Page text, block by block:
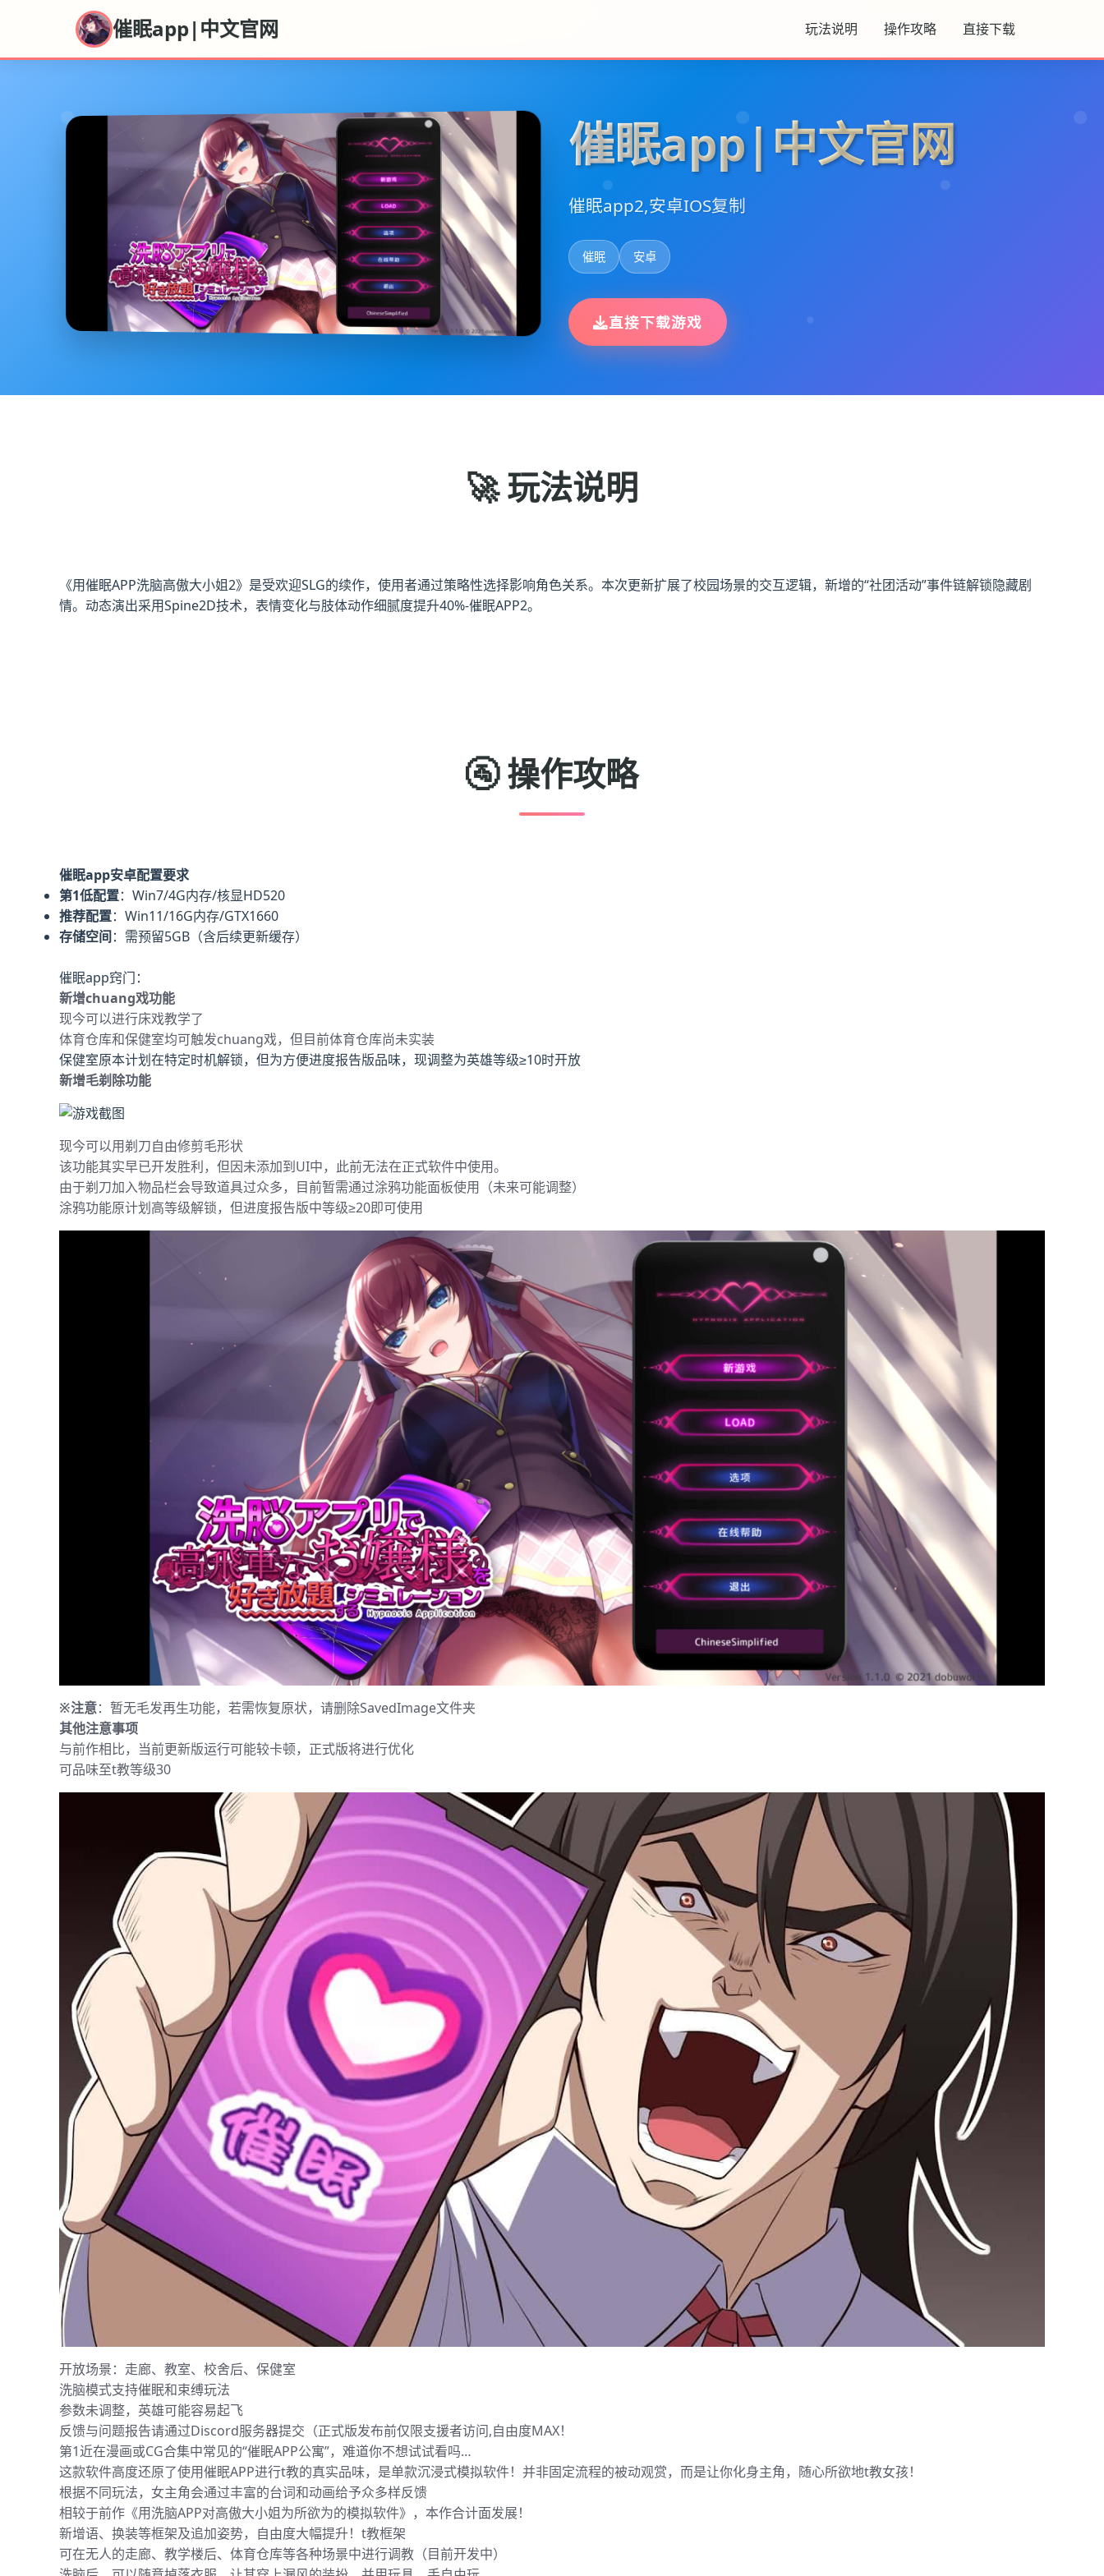
催眠app|中文官网 玩法说明 操作攻略 直接下载
催眠app|中文官网
催眠app2,安卓IOS复制
催眠 安卓
直接下载游戏
🚀 玩法说明
《用催眠APP洗脑高傲大小姐2》是受欢迎SLG的续作，使用者通过策略性选择影响角色关系。本次更新扩展了校园场景的交互逻辑，新增的“社团活动”事件链解锁隐藏剧
情。动态演出采用Spine2D技术，表情变化与肢体动作细腻度提升40%-催眠APP2。
🚰 操作攻略
催眠app安卓配置要求
​第1低配置​​：Win7/4G内存/核显HD520
​推荐配置​​：Win11/16G内存/GTX1660
​存储空间​​：需预留5GB（含后续更新缓存）
催眠app窍门：
新增chuang戏功能
现今可以进行床戏教学了
体育仓库和保健室均可触发chuang戏，但目前体育仓库尚未实装
保健室原本计划在特定时机解锁，但为方便进度报告版品味，现调整为英雄等级≥10时开放
新增毛剃除功能
现今可以用剃刀自由修剪毛形状
该功能其实早已开发胜利，但因未添加到UI中，此前无法在正式软件中使用。
由于剃刀加入物品栏会导致道具过众多，目前暂需通过涂鸦功能面板使用（未来可能调整）
涂鸦功能原计划高等级解锁，但进度报告版中等级≥20即可使用
※注意：暂无毛发再生功能，若需恢复原状，请删除SavedImage文件夹
其他注意事项
与前作相比，当前更新版运行可能较卡顿，正式版将进行优化
可品味至t教等级30
开放场景：走廊、教室、校舍后、保健室
洗脑模式支持催眠和束缚玩法
参数未调整，英雄可能容易起飞
反馈与问题报告请通过Discord服务器提交（正式版发布前仅限支援者访问,自由度MAX！
第1近在漫画或CG合集中常见的“催眠APP公寓”，难道你不想试试看吗…
这款软件高度还原了使用催眠APP进行t教的真实品味，是单款沉浸式模拟软件！并非固定流程的被动观赏，而是让你化身主角，随心所欲地t教女孩！
根据不同玩法，女主角会通过丰富的台词和动画给予众多样反馈
相较于前作《用洗脑APP对高傲大小姐为所欲为的模拟软件》，本作合计面发展！
新增语、换装等框架及追加姿势，自由度大幅提升！t教框架
可在无人的走廊、教学楼后、体育仓库等各种场景中进行调教（目前开发中）